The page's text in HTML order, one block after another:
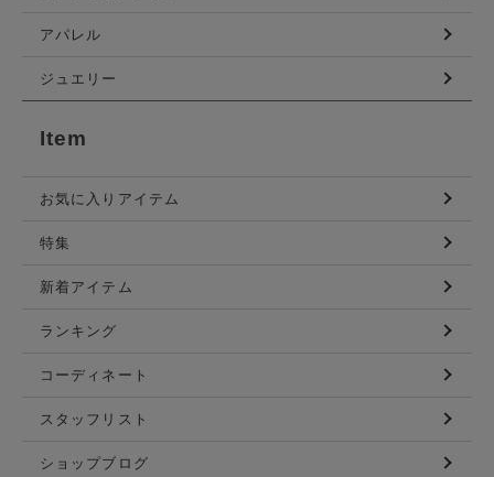
アパレル
ジュエリー
Item
お気に入りアイテム
特集
新着アイテム
ランキング
コーディネート
スタッフリスト
ショップブログ